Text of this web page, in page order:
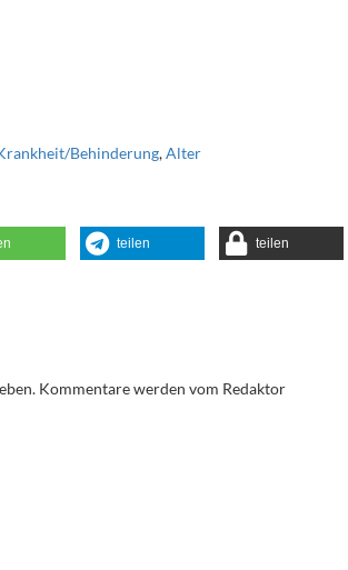
Behinderung,Alter
teilen teilen
Kommentare werden vom Redaktor